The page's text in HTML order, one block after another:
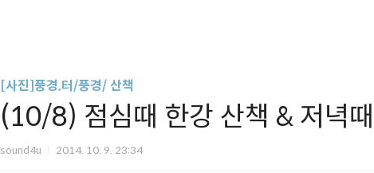
[사진]풍경,터/풍경/ 산책
(10/8) 점심때 한강 산책 & 저녁
sound4u 2014. 10. 9. 23:34